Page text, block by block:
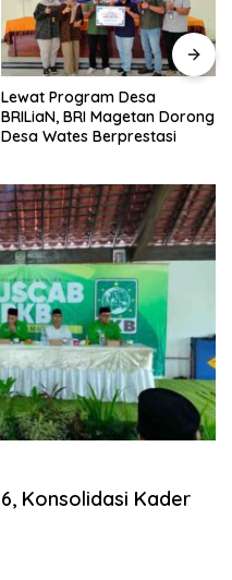
Noorbiyanto, S.H Nahkodai
BPC Peradin Magetan
Periode 2026–2028, Siap
Konsolidasi Kader